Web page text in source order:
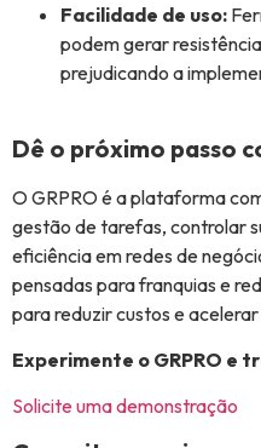
Facilidade de uso:
podem gerar
prejudicando a
Dê o próximo passo
O GRPRO é a plataforma
gestão de tarefas, controlar
eficiência em redes de
pensadas para franquias e
para reduzir custos e
Experimente o GRPRO e
Solicite uma demonstração